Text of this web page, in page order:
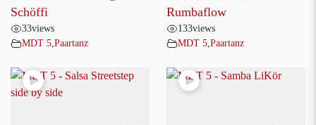
Schöffi
33views
MDT 5 Paartanz
Rumbaflow
133views
MDT 5 Paartanz